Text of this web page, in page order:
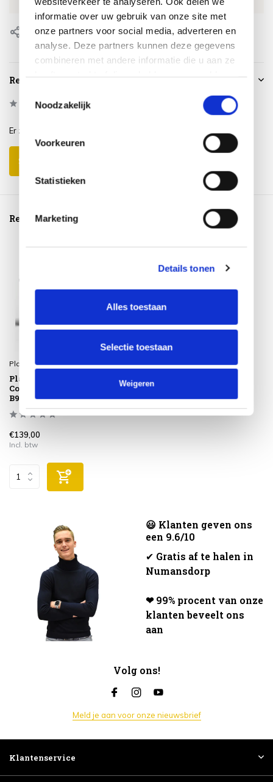
informatie over uw gebruik van onze site met
onze partners voor social media, adverteren en
analyse. Deze partners kunnen deze gegevens
combineren met andere informatie die u aan ze
Noodzakelijk
Voorkeuren
Statistieken
Marketing
Details tonen
Alles toestaan
Selectie toestaan
Weigeren
Delen
Reviews
0/5 Based on 0 reviews
Er zijn nog geen reviews geschreven over dit product..
Schrijf je eigen review
Reeds bekeken
Platinum
Platinum Sun & Shade
Coolfit rolgordijn
B98xL240cm Zwart
€139,00
Incl. btw
😃 Klanten geven ons
een 9.6/10
✔ Gratis af te halen in
Numansdorp
❤ 99% procent van onze
klanten beveelt ons
aan
Volg ons!
Meld je aan voor onze nieuwsbrief
Klantenservice